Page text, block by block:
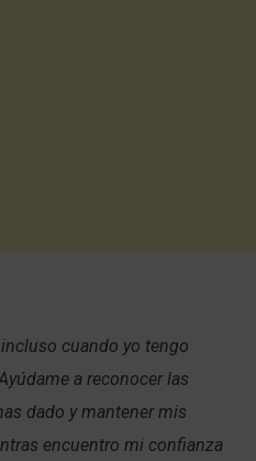
cuando yo tengo
a reconocer las
dado y mantener mis
encuentro mi confianza